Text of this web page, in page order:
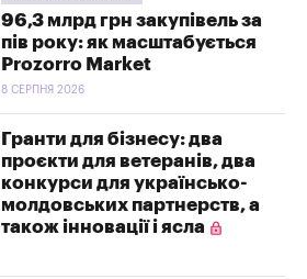
96,3 млрд грн закупівель за
пів року: як масштабується
Prozorro Market
8 СЕРПНЯ 2026
Гранти для бізнесу: два
проєкти для ветеранів, два
конкурси для українсько-
молдовських партнерств, а
також інновації і ясла